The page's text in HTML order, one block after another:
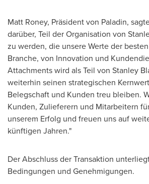
Matt Roney, Präsident von Paladin,
darüber, Teil der Organisation von
zu werden, die unsere Werte der
Branche, von Innovation und
Attachments wird als Teil von Stanley
weiterhin seinen strategischen
Belegschaft und Kunden treu bleiben.
Kunden, Zulieferern und Mitarbeitern
unserem Erfolg und freuen uns auf
künftigen Jahren."
Der Abschluss der Transaktion
Bedingungen und Genehmigungen.